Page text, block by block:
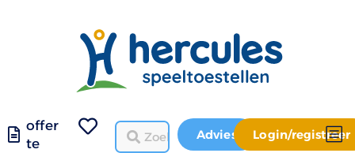
offer
te
Advies Login/registreer